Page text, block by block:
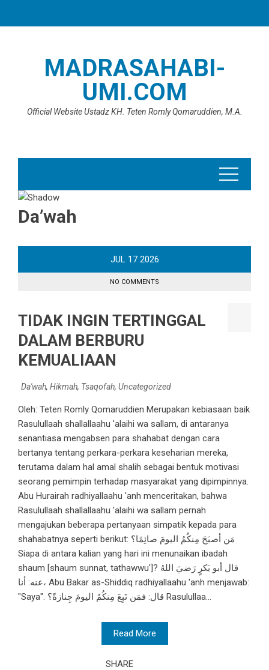
MADRASAHABI-
UMI.COM
Official Website Ustadz KH. Teten Romly Qomaruddien, M.A.
Da’wah
JUL 17 2026
NO COMMENTS
TIDAK INGIN TERTINGGAL
DALAM BERBURU
KEMUALIAAN
Da'wah, Hikmah, Tsaqofah, Uncategorized
Oleh: Teten Romly Qomaruddien Merupakan kebiasaan baik
Rasulullaah shallallaahu 'alaihi wa sallam, di antaranya
senantiasa mengabsen para shahabat dengan cara
bertanya tentang perkara-perkara keseharian mereka,
terutama dalam hal amal shalih sebagai bentuk motivasi
seorang pemimpin terhadap masyarakat yang dipimpinnya.
Abu Hurairah radhiyallaahu 'anh menceritakan, bahwa
Rasulullaah shallallaahu 'alaihi wa sallam pernah
mengajukan beberapa pertanyaan simpatik kepada para
shahabatnya seperti berikut: مَن أصبَحَ مِنكُمُ اليومَ صائِمًا؟
Siapa di antara kalian yang hari ini menunaikan ibadah
shaum [shaum sunnat, tathawwu']? قال أبو بَكرٍ رَضيَ اللهُ
عنه: أنا، Abu Bakar as-Shiddiq radhiyallaahu 'anh menjawab:
"Saya". قال: فمَن تَبِعَ مِنكُمُ اليومَ جِنازةً؟ Rasulullaa...
Read More
SHARE